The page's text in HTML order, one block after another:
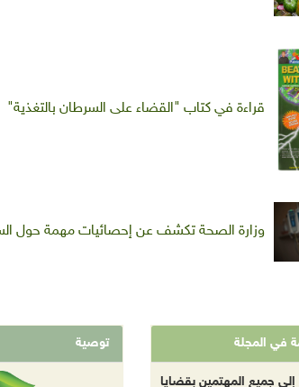
قراءة في كتاب "القضاء على السرطان بالتغذية"
وزارة الصحة تكشف عن إحصائيات مهمة حول
في المجلة
جميع المهتمين بقضايا
توصية